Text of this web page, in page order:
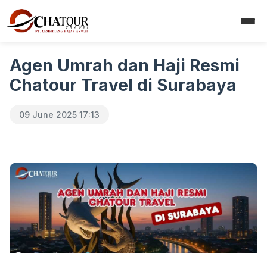
Agen Umrah dan Haji Resmi
Chatour Travel di Surabaya
09 June 2025 17:13